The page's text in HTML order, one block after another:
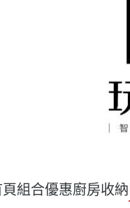
組合優惠廚房收納